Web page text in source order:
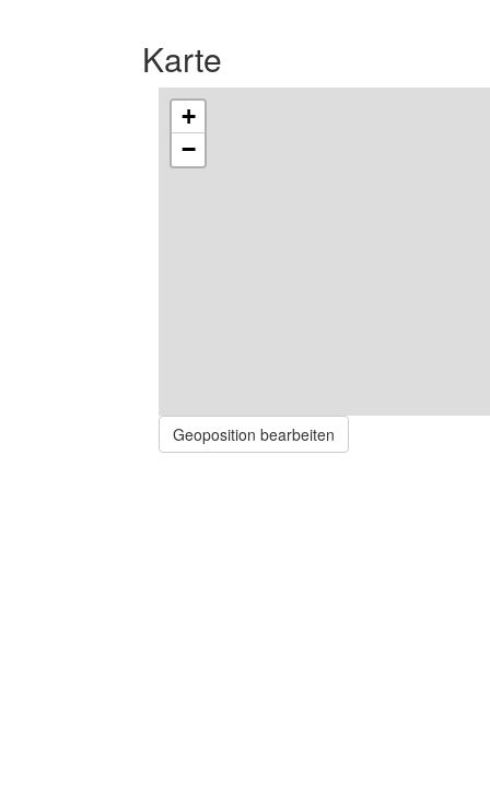
Karte
+
−
Geoposition bearbeiten